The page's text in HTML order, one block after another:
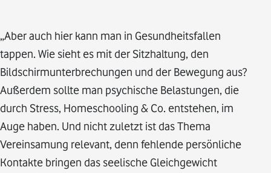
„Aber auch hier kann man in Gesundheitsfallen
tappen. Wie sieht es mit der Sitzhaltung, den
Bildschirmunterbrechungen und der Bewegung aus?
Außerdem sollte man psychische Belastungen, die
durch Stress, Homeschooling & Co. entstehen, im
Auge haben. Und nicht zuletzt ist das Thema
Vereinsamung relevant, denn fehlende persönliche
Kontakte bringen das seelische Gleichgewicht